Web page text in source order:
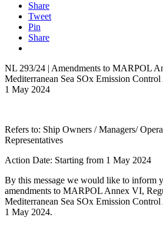
Share
Tweet
Pin
Share
NL 293/24 | Amendments to MARPOL
Mediterranean Sea SOx Emission
1 May 2024
Refers to: Ship Owners / Managers/
Representatives
Action Date: Starting from 1 May 2024
By this message we would like to inform
amendments to MARPOL Annex VI,
Mediterranean Sea SOx Emission
1 May 2024.